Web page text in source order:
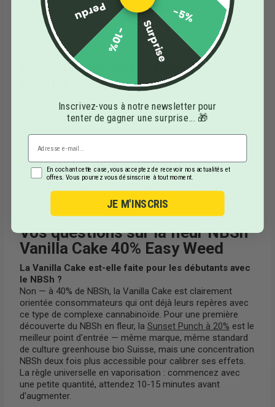
quotidienne, un sachet de 60g couvre plusieurs semaines
confortablement dans les conditions optimales de
conservation.
Commander votre fleur NBSh
Vanilla Cake sur CBD.fr
CBD.fr sélectionne Easy Weed pour la constance de leur
production greenhouse bio Suisse et la transparence de
leurs analyses par lot. La Vanilla Cake est disponible en
stock permanent dans les 4 formats — pas une référence
saisonnière ou épisodique. Chaque commande sur
boutique CBD.frinclut un cadeau offert et crédite votre
programme de fidélité— 38 points dès le format 5g.
régulières
sur la gamme Easy Weed avant de valider.
Vos questions sur la fleur NBSh
Vanilla Cake 40% Easy Weed
La Vanilla Cake est-elle faite pour les débutants avec
le NBSh ?
Non — à 40% de NBSh, la Vanilla Cake est clairement
orientée consommateurs qui ont déjà leurs repères avec
ce type de complexe cannabinoïde. Pour une première
découverte du NBSh en fleur, la Sunset Punch à 20% est le
meilleur point d'entrée — même marque, même standard
de culture greenhouse bio Suisse, mais une concentration
NBSh deux fois plus accessible pour calibrer ses effets.
La règle universelle en vaporisation : commencez avec
une petite quantité, attendez 10-15 minutes avant
d'augmenter.
-5%
Surprise
-10%
Perdu
Inscrivez-vous à notre newsletter pour
tenter de gagner une surprise... 🎁
En cochant cette case, vous acceptez de recevoir nos actualités et
offres. Vous pourrez vous désinscrire à tout moment.
JE M'INSCRIS